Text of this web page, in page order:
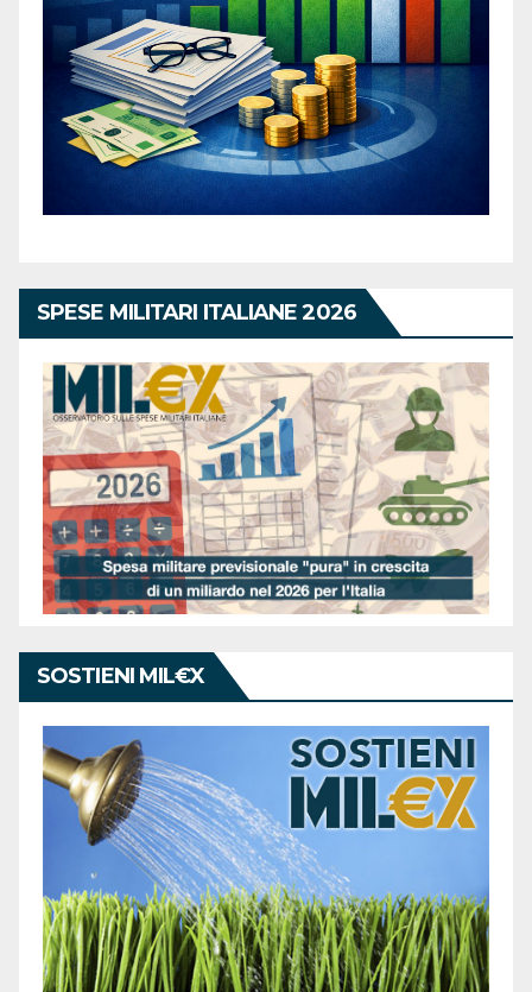
SPESE MILITARI ITALIANE 2026
SOSTIENI MIL€X